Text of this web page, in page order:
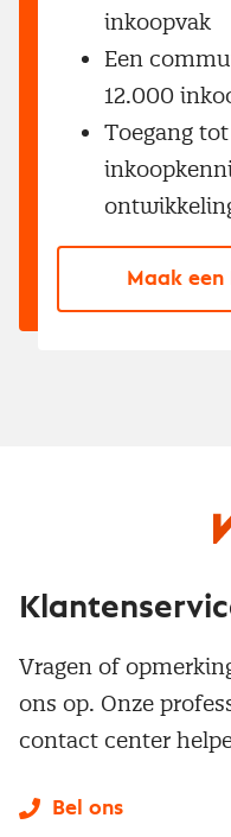
inkoopvak
Een
12.000
Toegang
Maak
Vragen of
ons op. Onze
contact center
Bel ons